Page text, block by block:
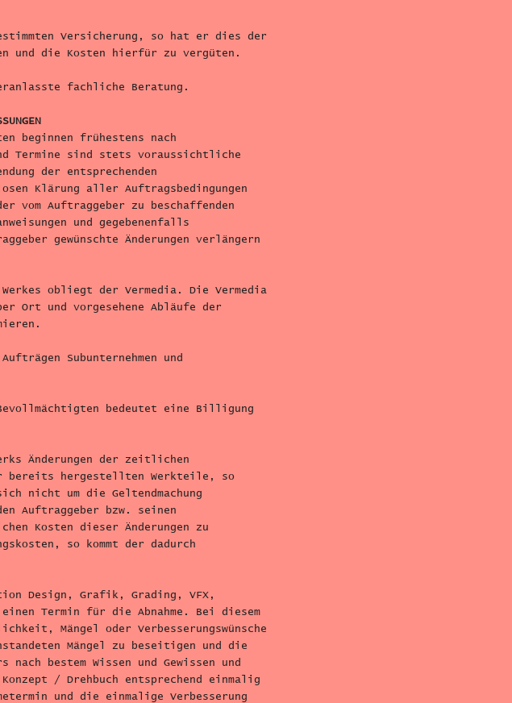
Versicherung, so hat er dies der
und die Kosten hierfür zu vergüten.
fachliche Beratung.
beginnen frühestens nach
Termine sind stets voraussichtliche
der entsprechenden
Klärung aller Auftragsbedingungen
vom Auftraggeber zu beschaffenden
und gegebenenfalls
gewünschte Änderungen verlängern
obliegt der Vermedia. Die Vermedia
Ort und vorgesehene Abläufe der
Subunternehmen und
bedeutet eine Billigung
Änderungen der zeitlichen
bereits hergestellten Werkteile, so
nicht um die Geltendmachung
Auftraggeber bzw. seinen
Kosten dieser Änderungen zu
so kommt der dadurch
Design, Grafik, Grading, VFX,
Termin für die Abnahme. Bei diesem
Mängel oder Verbesserungswünsche
Mängel zu beseitigen und die
nach bestem Wissen und Gewissen und
/ Drehbuch entsprechend einmalig
und die einmalige Verbesserung